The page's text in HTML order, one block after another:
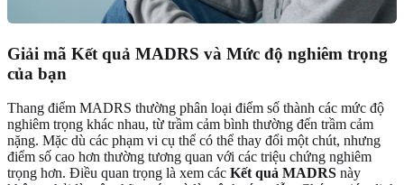
Giải mã Kết quả MADRS và Mức độ nghiêm trọng
của bạn
Thang điểm MADRS thường phân loại điểm số thành các mức độ
nghiêm trọng khác nhau, từ trầm cảm bình thường đến trầm cảm
nặng. Mặc dù các phạm vi cụ thể có thể thay đổi một chút, nhưng
điểm số cao hơn thường tương quan với các triệu chứng nghiêm
trọng hơn. Điều quan trọng là xem các Kết quả MADRS này